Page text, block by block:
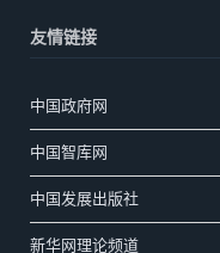
友情链接
中国政府网
中国智库网
中国发展出版社
新华网理论频道